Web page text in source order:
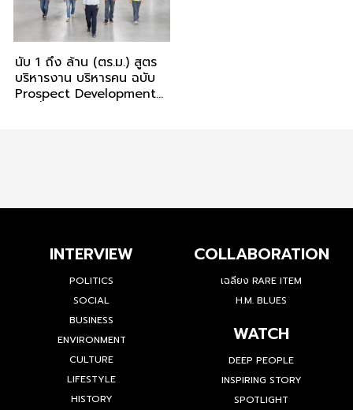
นับ 1 ถึง ล้าน (ตร.ม.) สูตร
บริหารงาน บริหารคน ฉบับ
Prospect Development
INTERVIEW
POLITICS
SOCIAL
BUSINESS
ENVIRONMENT
CULTURE
LIFESTYLE
HISTORY
COLLABORATION
เฉลียง RARE ITEM
H.M. BLUES
WATCH
DEEP PEOPLE
INSPIRING STORY
SPOTLIGHT